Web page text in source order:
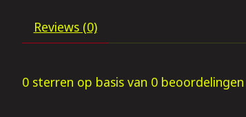
Reviews (0)
0 sterren op basis van 0 beoordelingen